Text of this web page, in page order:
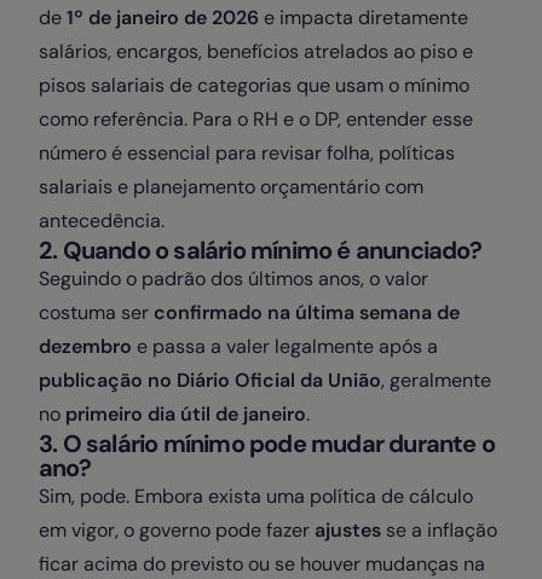
de1º de janeiro de 2026 e impacta diretamente
salários, encargos, benefícios atrelados ao piso e
pisos salariais de categorias que usam o mínimo
como referência. Para o RH e o DP, entender esse
número é essencial para revisar folha, políticas
salariais e planejamento orçamentário com
antecedência.
2. Quando o salário mínimo é anunciado?
Seguindo o padrão dos últimos anos, o valor
costuma ser confirmado na última semana de
dezembro e passa a valer legalmente após a
publicação no Diário Oficial da União, geralmente
no primeiro dia útil de janeiro.
3. O salário mínimo pode mudar durante o
ano?
Sim, pode. Embora exista uma política de cálculo
em vigor, o governo pode fazer ajustes se a inflação
ficar acima do previsto ou se houver mudanças na